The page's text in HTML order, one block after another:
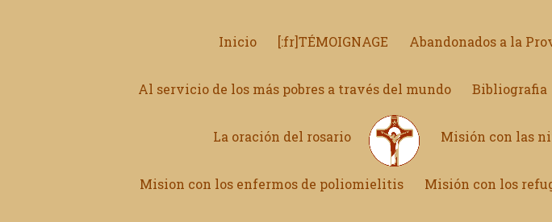
Inicio [:fr]TÉMOIGNAGE Abandonados a la
Al servicio de los más pobres a través del mundo Bibliografia
La oración del rosario Misión con las
Mision con los enfermos de poliomielitis Misión con los